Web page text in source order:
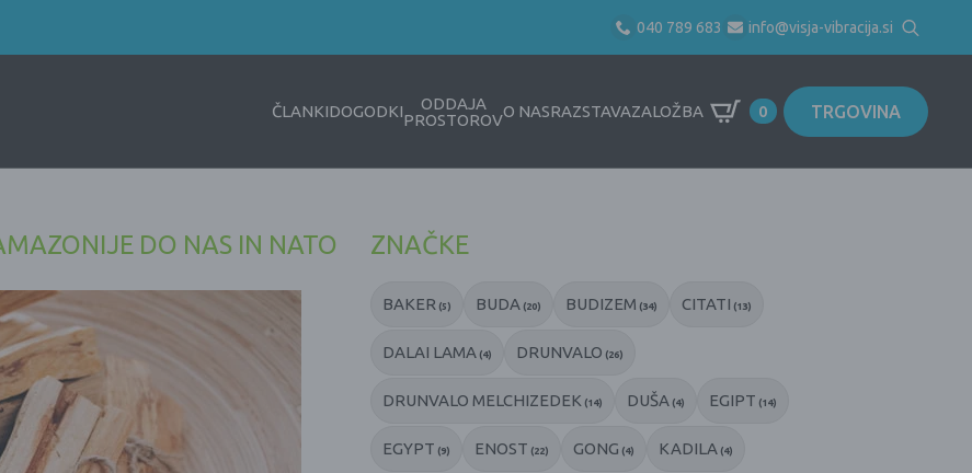
040 789 683 info@visja-vibracija.si
Search
for:
ČLANKIDOGODKI
ODDAJA
PROSTOROVO NASRAZSTAVAZALOŽBA 0 TRGOVINA
DO NAS IN NATO
ZNAČKE
BAKER (5) BUDA (20) BUDIZEM (34) CITATI (13)
DALAI LAMA (4) DRUNVALO (26)
DRUNVALO MELCHIZEDEK (14) DUŠA (4) EGIPT (14)
EGYPT (9) ENOST (22) GONG (4) KADILA (4)